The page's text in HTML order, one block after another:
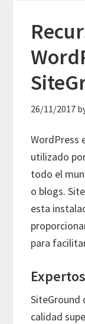
26/11/2017
WordPress
utilizado
todo el
o blogs.
esta
para
SiteGround
calidad